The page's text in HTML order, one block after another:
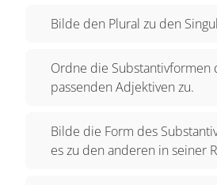
Bilde den Plural zu den
Ordne die Substantivformen
passenden Adjektiven zu.
Bilde die Form des
es zu den anderen in seiner